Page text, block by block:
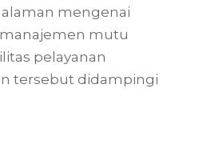
mengenai
mutu
pelayanan
tersebut didampingi